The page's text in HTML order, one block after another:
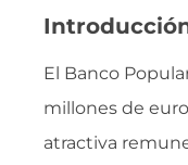
El Banco
millones de
atractiva